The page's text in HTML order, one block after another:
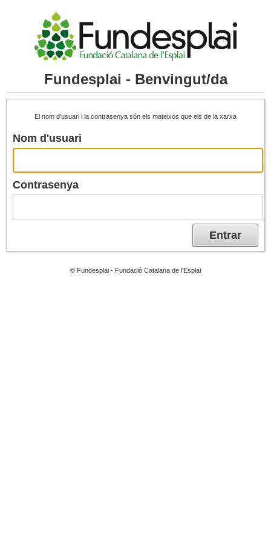
Fundesplai - Benvingut/da
El nom d'usuari i la contrasenya són els mateixos que els de la xarxa
Nom d'usuari
Contrasenya
Entrar
© Fundesplai - Fundació Catalana de l'Esplai